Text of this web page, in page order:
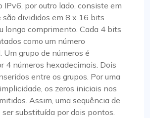
IPv6, por outro lado, consiste em
são divididos em 8 x 16 bits
longo comprimento. Cada 4 bits
como um número
Um grupo de números é
4 números hexadecimais. Dois
entre os grupos. Por uma
os zeros iniciais nos
Assim, uma sequência de
substituída por dois pontos.